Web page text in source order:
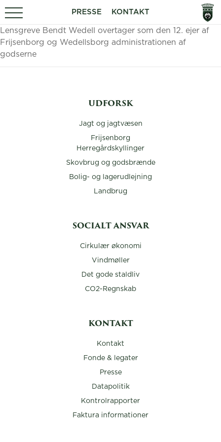
PRESSE KONTAKT
Lensgreve Bendt Wedell overtager som den 12. ejer af
Frijsenborg og Wedellsborg administrationen af
godserne
UDFORSK
Jagt og jagtvæsen
Frijsenborg
Herregårdskyllinger
Skovbrug og godsbrænde
Bolig- og lagerudlejning
Landbrug
SOCIALT ANSVAR
Cirkulær økonomi
Vindmøller
Det gode staldliv
CO2-Regnskab
KONTAKT
Kontakt
Fonde & legater
Presse
Datapolitik
Kontrolrapporter
Faktura informationer